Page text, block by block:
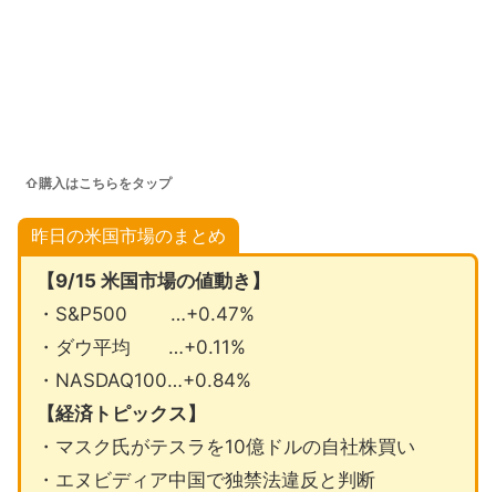
⇧購入はこちらをタップ
昨日の米国市場のまとめ
【9/15 米国市場の値動き】
・S&P500 …+0.47%
・ダウ平均 …+0.11%
・NASDAQ100…+0.84%
【経済トピックス】
・マスク氏がテスラを10億ドルの自社株買い
・エヌビディア中国で独禁法違反と判断